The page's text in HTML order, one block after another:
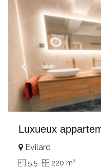
Luxueux
Evilard
5.5 220 m2